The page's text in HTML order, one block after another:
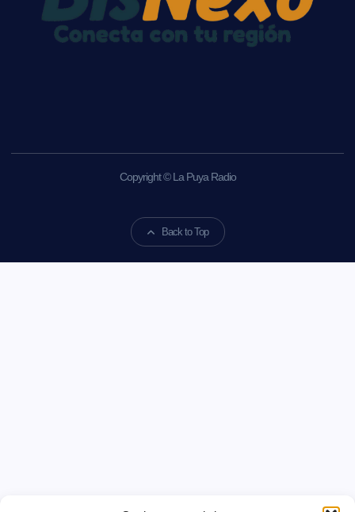
Copyright © La Puya Radio
Back to Top